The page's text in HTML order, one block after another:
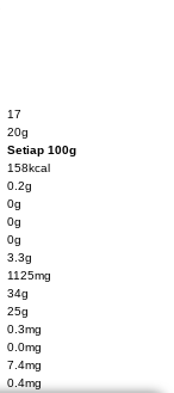
17
20g
Setiap 100g
158kcal
0.2g
0g
0g
0g
3.3g
1125mg
34g
25g
0.3mg
0.0mg
7.4mg
0.4mg